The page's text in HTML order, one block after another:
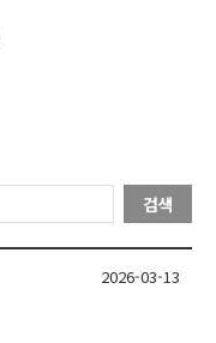
검색
2026-03-13